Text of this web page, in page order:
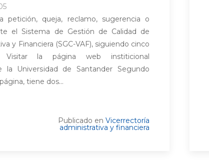
petición, queja, reclamo, sugerencia o
el Sistema de Gestión de Calidad de
y Financiera (SGC-VAF), siguiendo cinco
Visitar la página web institicional
la Universidad de Santander Segundo
tiene dos...
Publicado en Vicerrectoría
administrativa y financiera